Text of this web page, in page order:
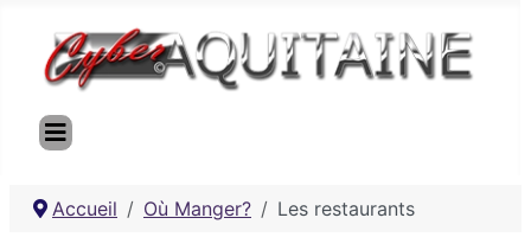
Accueil Où Manger? Les restaurants